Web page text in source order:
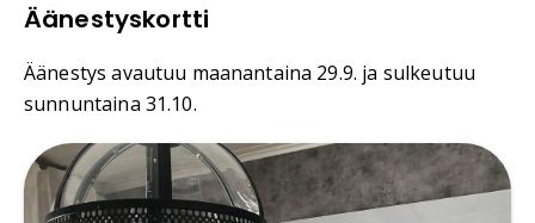
Äänestyskortti
Äänestys avautuu maanantaina 29.9. ja sulkeutuu
sunnuntaina 31.10.